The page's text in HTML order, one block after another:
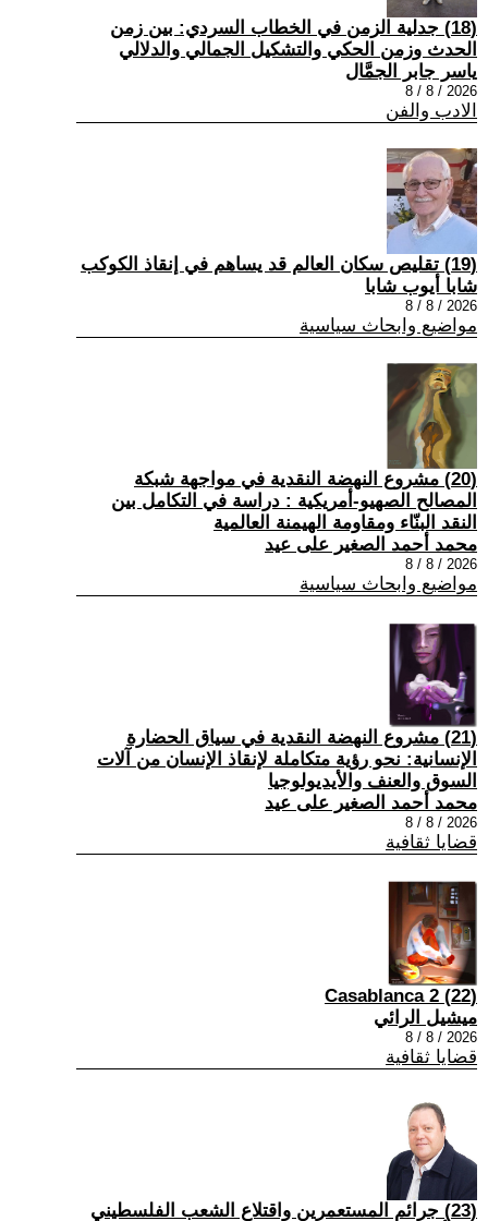
(18) جدلية الزمن في الخطاب السردي: بين زمن
الحدث وزمن الحكي والتشكيل الجمالي والدلالي
ياسر جابر الجمَّال
2026 / 8 / 8
الادب والفن
(19) تقليص سكان العالم قد يساهم في إنقاذ الكوكب
شابا أيوب شابا
2026 / 8 / 8
مواضيع وابحاث سياسية
(20) مشروع النهضة النقدية في مواجهة شبكة
المصالح الصهيو-أمريكية : دراسة في التكامل بين
النقد البنّاء ومقاومة الهيمنة العالمية
محمد أحمد الصغير على عيد
2026 / 8 / 8
مواضيع وابحاث سياسية
(21) مشروع النهضة النقدية في سياق الحضارة
الإنسانية: نحو رؤية متكاملة لإنقاذ الإنسان من آلات
السوق والعنف والأيديولوجيا
محمد أحمد الصغير على عيد
2026 / 8 / 8
قضايا ثقافية
(22) Casablanca 2
ميشيل الرائي
2026 / 8 / 8
قضايا ثقافية
(23) جرائم المستعمرين واقتلاع الشعب الفلسطيني